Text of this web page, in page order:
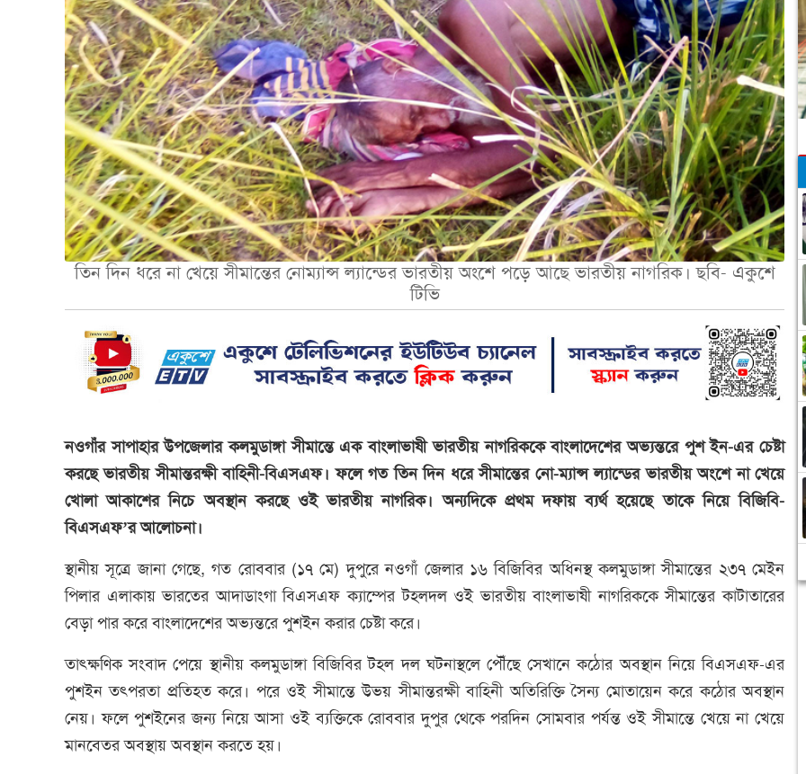
তিন দিন ধরে না খেয়ে সীমান্তের নোম্যান্স ল্যান্ডের ভারতীয় অংশে পড়ে আছে ভারতীয় নাগরিক। ছবি- একুশে
টিভি
নওগাঁর সাপাহার উপজেলার কলমুডাঙ্গা সীমান্তে এক বাংলাভাষী ভারতীয় নাগরিককে বাংলাদেশের অভ্যন্তরে পুশ ইন-এর চেষ্টা
করছে ভারতীয় সীমান্তরক্ষী বাহিনী-বিএসএফ। ফলে গত তিন দিন ধরে সীমান্তের নো-ম্যান্স ল্যান্ডের ভারতীয় অংশে না খেয়ে
খোলা আকাশের নিচে অবস্থান করছে ওই ভারতীয় নাগরিক। অন্যদিকে প্রথম দফায় ব্যর্থ হয়েছে তাকে নিয়ে বিজিবি-
বিএসএফ’র আলোচনা।
স্থানীয় সূত্রে জানা গেছে, গত রোববার (১৭ মে) দুপুরে নওগাঁ জেলার ১৬ বিজিবির অধিনস্থ কলমুডাঙ্গা সীমান্তের ২৩৭ মেইন
পিলার এলাকায় ভারতের আদাডাংগা বিএসএফ ক্যাম্পের টহলদল ওই ভারতীয় বাংলাভাষী নাগরিককে সীমান্তের কাটাতারের
বেড়া পার করে বাংলাদেশের অভ্যন্তরে পুশইন করার চেষ্টা করে।
তাৎক্ষণিক সংবাদ পেয়ে স্থানীয় কলমুডাঙ্গা বিজিবির টহল দল ঘটনাস্থলে পৌঁছে সেখানে কঠোর অবস্থান নিয়ে বিএসএফ-এর
পুশইন তৎপরতা প্রতিহত করে। পরে ওই সীমান্তে উভয় সীমান্তরক্ষী বাহিনী অতিরিক্তি সৈন্য মোতায়েন করে কঠোর অবস্থান
নেয়। ফলে পুশইনের জন্য নিয়ে আসা ওই ব্যক্তিকে রোববার দুপুর থেকে পরদিন সোমবার পর্যন্ত ওই সীমান্তে খেয়ে না খেয়ে
মানবেতর অবস্থায় অবস্থান করতে হয়।